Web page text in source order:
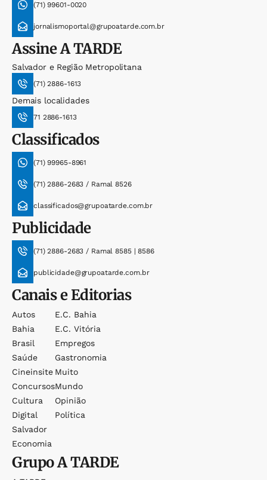
(71) 99601-0020
jornalismoportal@grupoatarde.com.br
AssineA TARDE
Salvador e Região Metropolitana
(71) 2886-1613
Demais localidades
71 2886-1613
Classificados
(71) 99965-8961
(71) 2886-2683 / Ramal 8526
classificados@grupoatarde.com.br
Publicidade
(71) 2886-2683 / Ramal 8585 | 8586
publicidade@grupoatarde.com.br
Canais e Editorias
Autos
Bahia
Brasil
Saúde
Cineinsite
Concursos
Cultura
Digital
Salvador
Economia
E.c. Bahia
E.c. Vitória
Empregos
Gastronomia
Muito
Mundo
Opinião
Política
GrupoA TARDE